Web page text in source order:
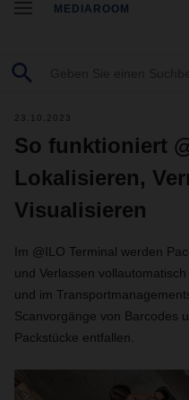
MEDIAROOM
23.10.2023
So funktioniert
Lokalisieren,
Visualisieren
Im @ILO Terminal werden
und Verlassen
und im
Scanvorgänge von Barcodes
Packstücke entfallen.